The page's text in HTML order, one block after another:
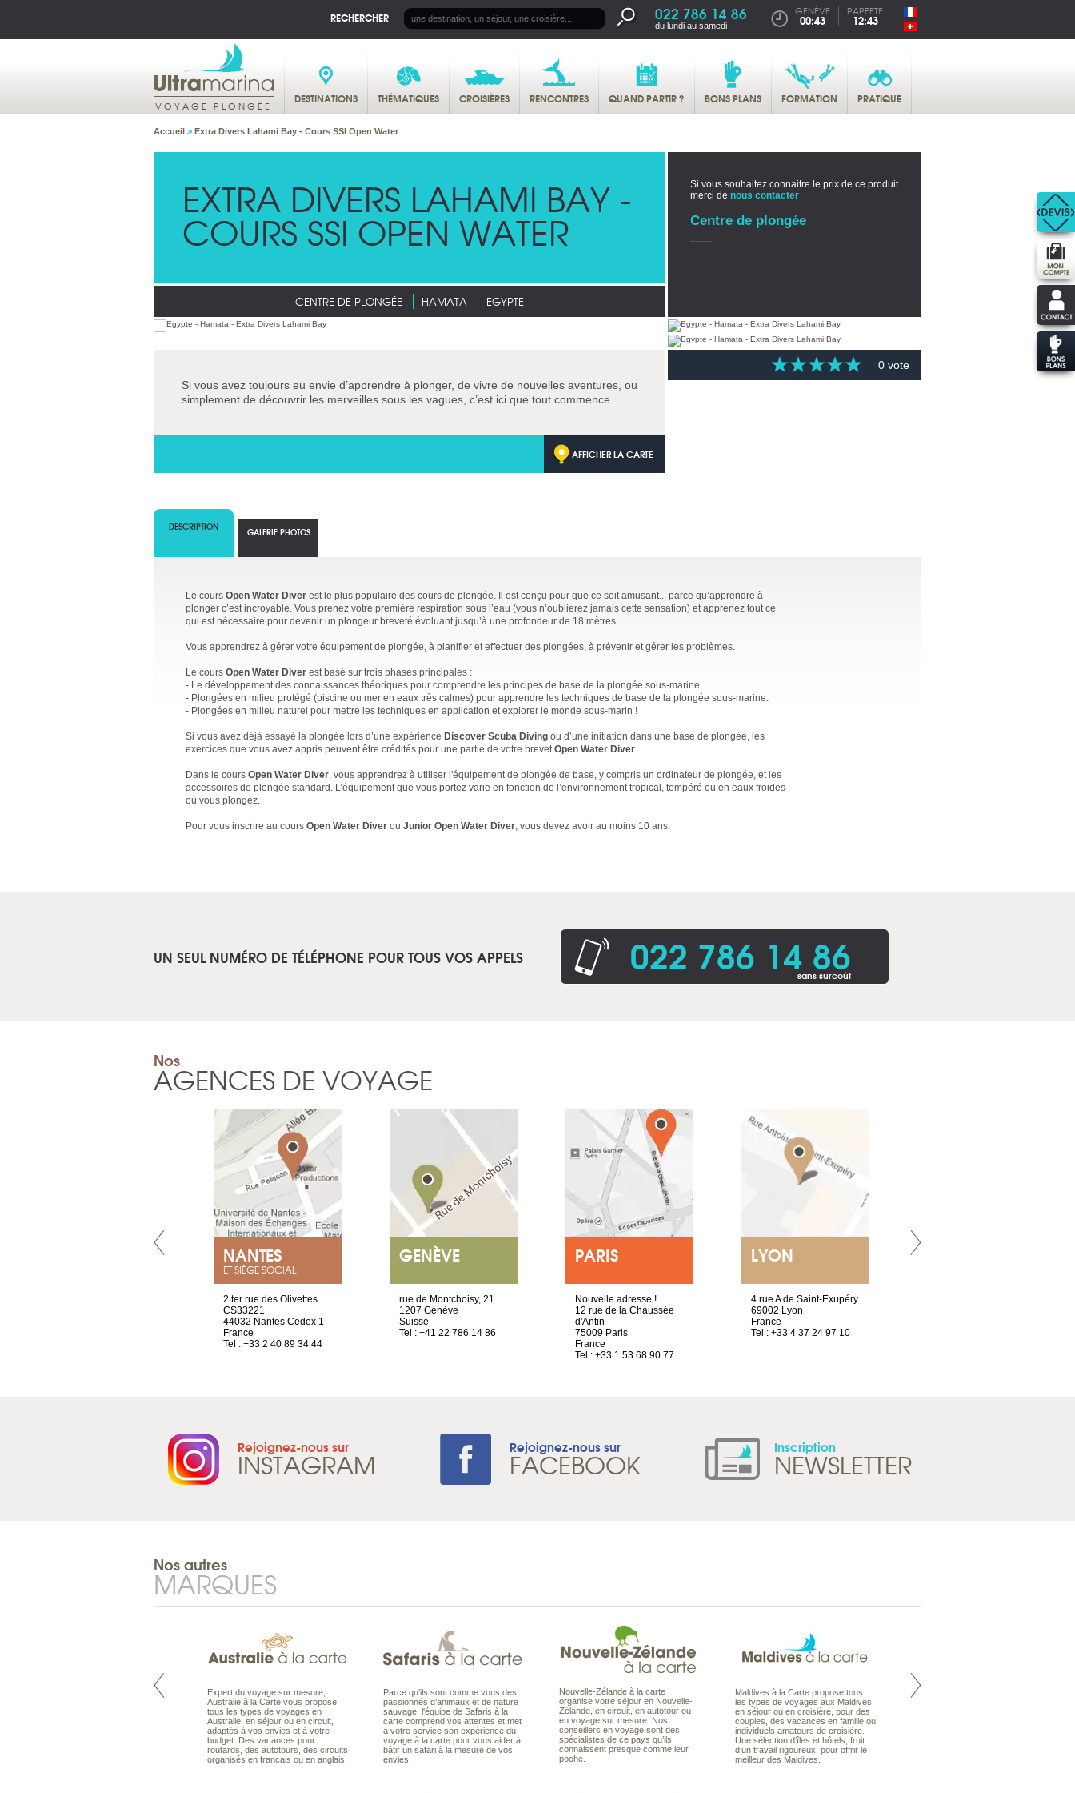
RECHERCHER 022 786 14 86
du lundi au samedi
GENÈVE
00:43
PAPEETE
12:43
VOYAGE PLONGÉE DESTINATIONS THÉMATIQUES CROISIÈRES RENCONTRES QUAND PARTIR ? BONS PLANS FORMATION PRATIQUE
Accueil > Extra Divers Lahami Bay - Cours SSI Open Water
EXTRA DIVERS LAHAMI BAY -
COURS SSI OPEN WATER
CENTRE DE PLONGÉE HAMATA EGYPTE
Si vous souhaitez connaitre le prix de ce produit
merci de nous contacter
Centre de plongée
Si vous avez toujours eu envie d’apprendre à plonger, de vivre de nouvelles aventures, ou
simplement de découvrir les merveilles sous les vagues, c’est ici que tout commence.
AFFICHER LA CARTE
0 vote
DESCRIPTION
Le cours Open Water Diver est le plus populaire des cours de plongée. Il est conçu pour que ce soit amusant... parce qu’apprendre à
plonger c’est incroyable. Vous prenez votre première respiration sous l’eau (vous n’oublierez jamais cette sensation) et apprenez tout ce
qui est nécessaire pour devenir un plongeur breveté évoluant jusqu’à une profondeur de 18 mètres.
Vous apprendrez à gérer votre équipement de plongée, à planifier et effectuer des plongées, à prévenir et gérer les problèmes.
Le cours Open Water Diver est basé sur trois phases principales :
- Le développement des connaissances théoriques pour comprendre les principes de base de la plongée sous-marine.
- Plongées en milieu protégé (piscine ou mer en eaux très calmes) pour apprendre les techniques de base de la plongée sous-marine.
- Plongées en milieu naturel pour mettre les techniques en application et explorer le monde sous-marin !
Si vous avez déjà essayé la plongée lors d’une expérience Discover Scuba Diving ou d’une initiation dans une base de plongée, les
exercices que vous avez appris peuvent être crédités pour une partie de votre brevetOpen Water Diver.
Dans le cours Open Water Diver, vous apprendrez à utiliser l'équipement de plongée de base, y compris un ordinateur de plongée, et les
accessoires de plongée standard. L’équipement que vous portez varie en fonction de l’environnement tropical, tempéré ou en eaux froides
où vous plongez.
Pour vous inscrire au cours Open Water Diver ou Junior Open Water Diver, vous devez avoir au moins 10 ans.
GALERIE PHOTOS
UN SEUL NUMÉRO DE TÉLÉPHONE POUR TOUS VOS APPELS 022 786 14 86
sans surcoût
Nos
AGENCES DE VOYAGE
NANTES
ET SIÈGE SOCIAL
2 ter rue des Olivettes
CS33221
44032 Nantes Cedex 1
France
Tel : +33 2 40 89 34 44
GENÈVE
rue de Montchoisy, 21
1207 Genève
Suisse
Tel : +41 22 786 14 86
PARIS
Nouvelle adresse !
12 rue de la Chaussée
d'Antin
75009 Paris
France
Tel : +33 1 53 68 90 77
LYON
4 rue A de Saint-Exupéry
69002 Lyon
France
Tel : +33 4 37 24 97 10
Rejoignez-nous sur
INSTAGRAM Rejoignez-nous sur
FACEBOOK Inscription
NEWSLETTER
Nos autres
MARQUES
Pacifique à la carte est le spécialiste
Expert du voyage sur mesure,
Australie à la Carte vous propose
tous les types de voyages en
Australie, en séjour ou en circuit,
adaptés à vos envies et à votre
budget. Des vacances pour
routards, des autotours, des circuits
organisés en français ou en anglais.
Parce qu'ils sont comme vous des
passionnés d’animaux et de nature
sauvage, l'équipe de Safaris à la
carte comprend vos attentes et met
à votre service son expérience du
voyage à la carte pour vous aider à
bâtir un safari à la mesure de vos
envies.
Nouvelle-Zélande à la carte
organise votre séjour en Nouvelle-
Zélande, en circuit, en autotour ou
en voyage sur mesure. Nos
conseillers en voyage sont des
spécialistes de ce pays qu’ils
connaissent presque comme leur
poche.
Maldives à la Carte propose tous
les types de voyages aux Maldives,
en séjour ou en croisière, pour des
couples, des vacances en famille ou
individuels amateurs de croisière.
Une sélection d’îles et hôtels, fruit
d’un travail rigoureux, pour offrir le
meilleur des Maldives.
Notre site Odyssee est un portail